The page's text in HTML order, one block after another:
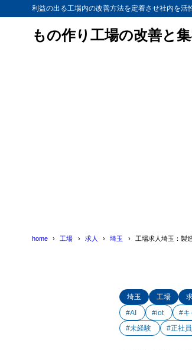
利益の出る工場内の改善方法を定着させ社内を
もの作り工場の改善と
home 工場 求人 埼玉 工場求人埼玉：製
埼玉 工場
#AI
#iot #キ
#未経験
#正社員